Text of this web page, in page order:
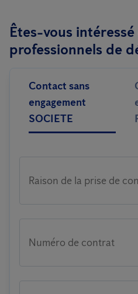
Êtes-vous
professionnels de
Contact sans
engagement
SOCIETE
Raison de la prise de
Numéro de contrat